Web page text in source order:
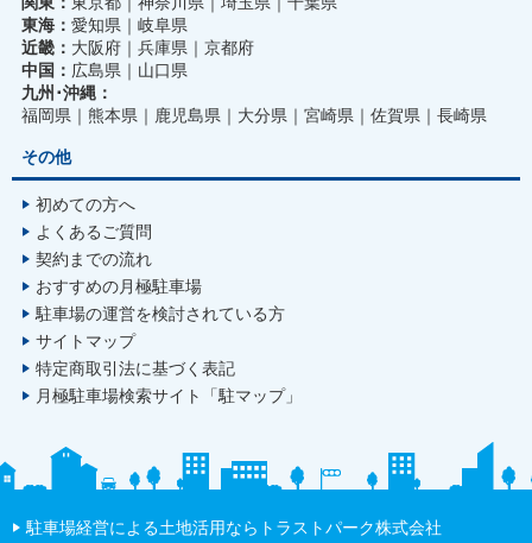
東海： 愛知県
岐阜県
近畿： 大阪府 兵庫県
京都府
中国： 広島県
山口県
九州･沖縄：
福岡県
熊本県 鹿児島県 大分県 宮崎県 佐賀県
長崎県
その他
初めての方へ
よくあるご質問
契約までの流れ
おすすめの月極駐車場
駐車場の運営を検討されている方
サイトマップ
特定商取引法に基づく表記
月極駐車場検索サイト「駐マップ」
駐車場経営による土地活用ならトラストパーク株式会社